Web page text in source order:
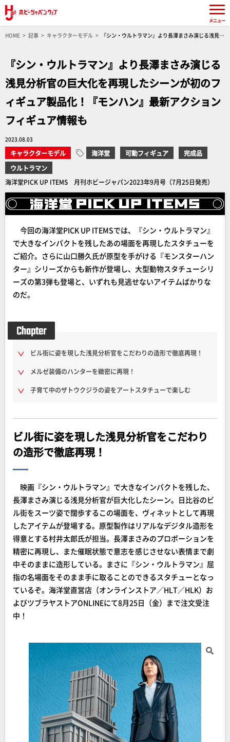
HOME 記事 キャラクターモデル
『シン・ウルトラマン』より長澤まさみ演じる浅見分
『シン・ウルトラマン』より長澤まさみ演じる
浅見分析官の巨大化を再現したシーンが初のフ
ィギュア製品化！『モンハン』最新アクション
フィギュア情報も
2023.08.03
キャラクターモデル 海洋堂 可動フィギュア
完成品
ウルトラマン
海洋堂PICK UP ITEMS 月刊ホビージャパン2023年9月号（7月25日発売）
今回の海洋堂PICK UP ITEMSでは、『シン・ウルトラマン』
で大きなインパクトを残したあの場面を再現したスタチューを
ご紹介。さらに山口勝久氏が原型を手がける『モンスターハン
ター』シリーズからも新作が登場し、大型動物スタチューシリ
ーズの第3弾も登場と、いずれも見逃せないアイテムばかりな
のだ。
ビル街に姿を現した浅見分析官をこだわりの造形で徹底再現！
メルゼ装備のハンターを緻密に再現！
子育て中のザトウクジラの姿をアートスタチューで楽しむ
ビル街に姿を現した浅見分析官をこだわり
の造形で徹底再現！
映画『シン・ウルトラマン』で大きなインパクトを残した、
長澤まさみ演じる浅見分析官が巨大化したシーン。日比谷のビ
ル街をスーツ姿で闊歩するこの場面を、ヴィネットとして再現
したアイテムが登場する。原型製作はリアルなデジタル造形を
得意とする村井太郎氏が担当。長澤まさみのプロポーションを
精密に再現し、また催眠状態で意志を感じさせない表情まで劇
中そのままに造形している。まさに『シン・ウルトラマン』屈
指の名場面をそのまま手に取ることのできるスタチューとなっ
ているぞ。海洋堂直営店（オンラインストア／HLT／HLK）お
よびツブラヤストアONLINEにて8月25日（金）まで注文受注
中！
メニュー